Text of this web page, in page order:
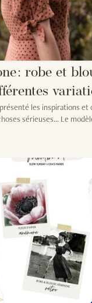
: robe et
les inspirations et
sérieuses... Le